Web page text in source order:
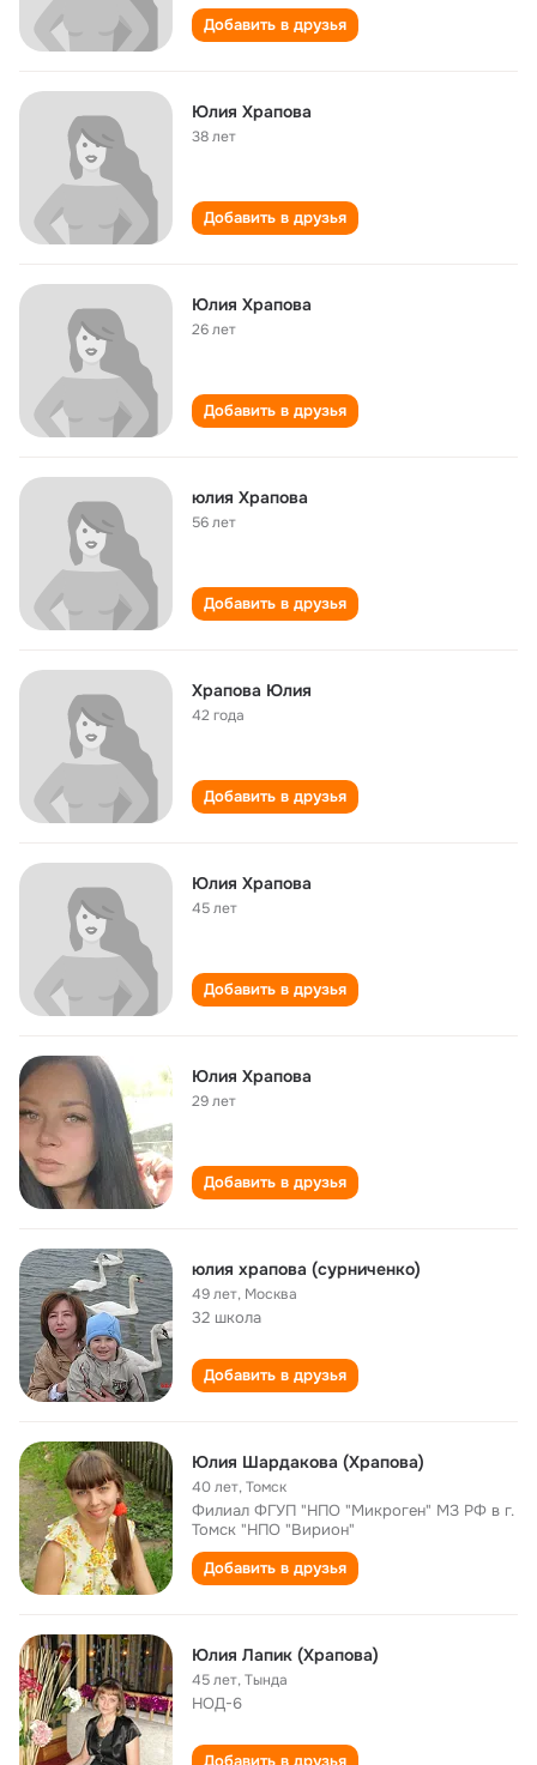
Добавить в друзья
Юлия Храпова
38 лет
Добавить в друзья
Юлия Храпова
26 лет
Добавить в друзья
юлия Храпова
56 лет
Добавить в друзья
Храпова Юлия
42 года
Добавить в друзья
Юлия Храпова
45 лет
Добавить в друзья
Юлия Храпова
29 лет
Добавить в друзья
юлия храпова (сурниченко)
49 лет, Москва
32 школа
Добавить в друзья
Юлия Шардакова (Храпова)
40 лет,Томск
Филиал ФГУП "НПО "Микроген" МЗ РФ в г.
Томск "НПО "Вирион"
Добавить в друзья
Юлия Лапик (Храпова)
45 лет,Тында
НОД-6
Добавить в друзья